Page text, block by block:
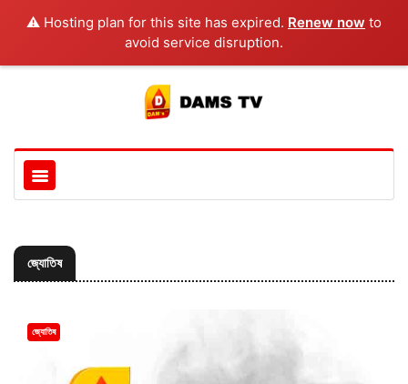
⚠️ Hosting plan for this site has expired. Renew now to
avoid service disruption.
জ্যোতিষ
জ্যোতিষ